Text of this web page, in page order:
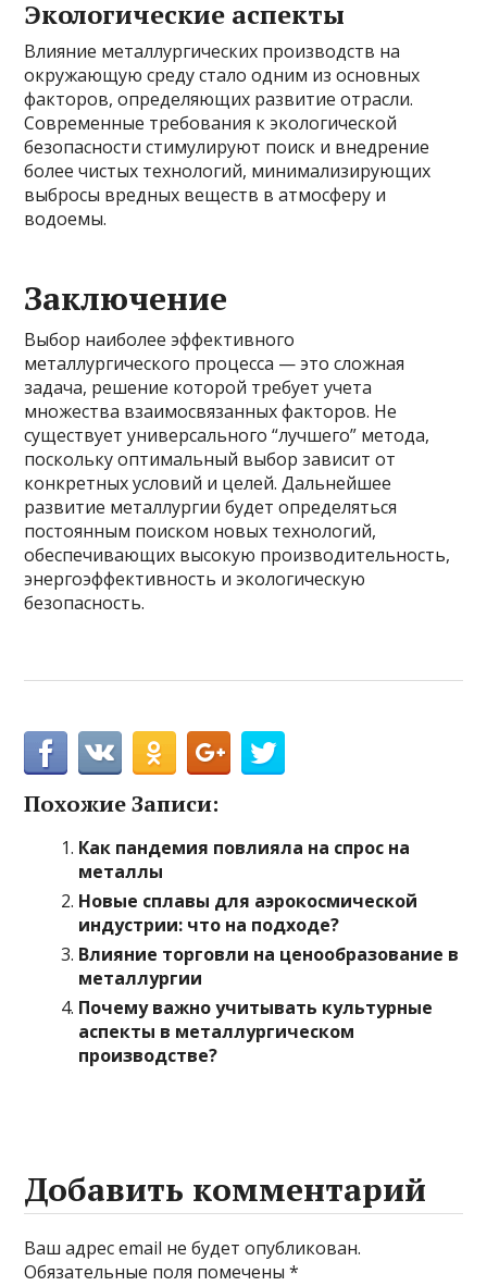
Экологические аспекты
Влияние металлургических производств на
окружающую среду стало одним из основных
факторов, определяющих развитие отрасли.
Современные требования к экологической
безопасности стимулируют поиск и внедрение
более чистых технологий, минимализирующих
выбросы вредных веществ в атмосферу и
водоемы.
Заключение
Выбор наиболее эффективного
металлургического процесса — это сложная
задача, решение которой требует учета
множества взаимосвязанных факторов. Не
существует универсального “лучшего” метода,
поскольку оптимальный выбор зависит от
конкретных условий и целей. Дальнейшее
развитие металлургии будет определяться
постоянным поиском новых технологий,
обеспечивающих высокую производительность,
энергоэффективность и экологическую
безопасность.
Похожие Записи:
Как пандемия повлияла на спрос на
металлы
Новые сплавы для аэрокосмической
индустрии: что на подходе?
Влияние торговли на ценообразование в
металлургии
Почему важно учитывать культурные
аспекты в металлургическом
производстве?
Добавить комментарий
Ваш адрес email не будет опубликован.
Обязательные поля помечены*